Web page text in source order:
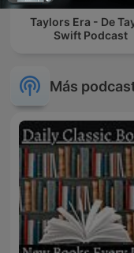
Taylors Era - De
Swift Podcast
Más